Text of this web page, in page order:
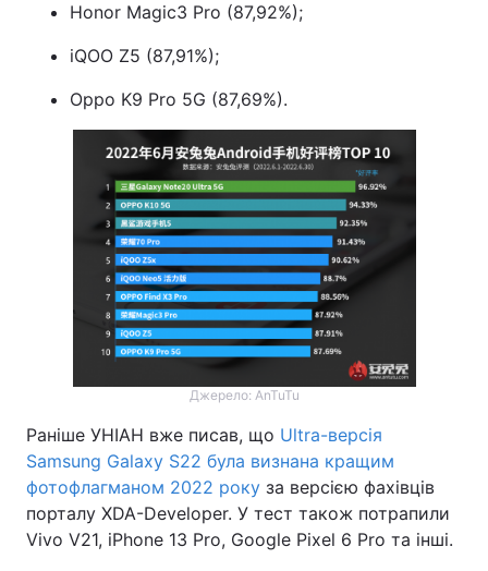
Honor Magic3 Pro (87,92%);
iQOO Z5 (87,91%);
Oppo K9 Pro 5G (87,69%).
Джерело: AnTuTu
Раніше УНІАН вже писав, що Ultra-версія
Samsung Galaxy S22 була визнана кращим
фотофлагманом 2022 року за версією фахівців
порталу XDA-Developer. У тест також потрапили
Vivo V21, iPhone 13 Pro, Google Pixel 6 Pro та інші.